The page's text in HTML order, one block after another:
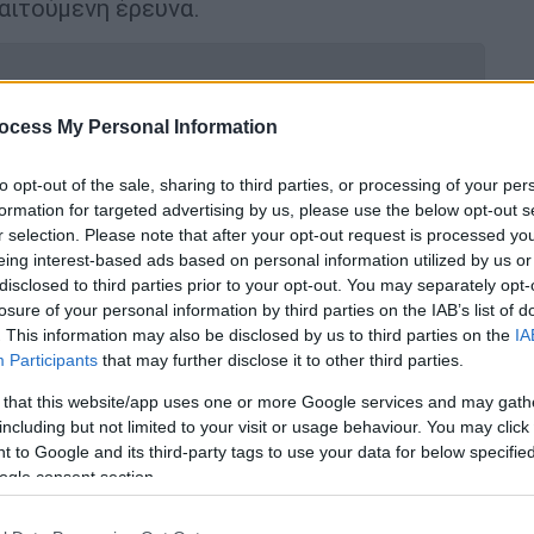
My Personal Information
opt-out of the sale, sharing to third parties, or processing of your
for targeted advertising by us, please use the below opt-out
selection. Please note that after your opt-out request is processed
interest-based ads based on personal information utilized by us
to third parties prior to your opt-out. You may separately
of your personal information by third parties on the IAB’s list of
This information may also be disclosed by us to third parties on the
Participants that may further disclose it to other third parties.
that this website/app uses one or more Google services and may
but not limited to your visit or usage behaviour. You may
to Google and its third-party tags to use your data for below
consent section.
έρευνα.
την 51χρονη κουμπάρα του και
ο 43χρονος για τη δολοφονία
της επίθεσης